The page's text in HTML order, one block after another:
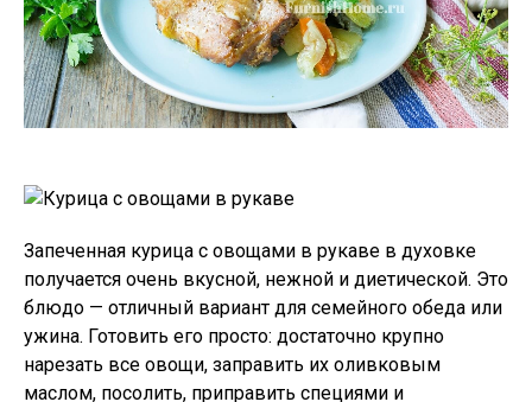
Запеченная курица с овощами в рукаве в духовке
получается очень вкусной, нежной и диетической. Это
блюдо — отличный вариант для семейного обеда или
ужина. Готовить его просто: достаточно крупно
нарезать все овощи, заправить их оливковым
маслом, посолить, приправить специями и